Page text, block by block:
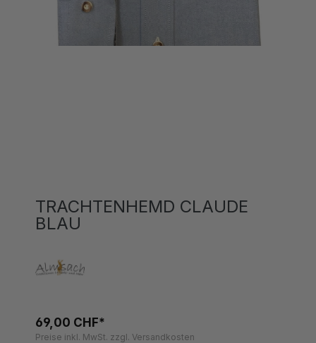
TRACHTENHEMD CLAUDE
BLAU
69,00 CHF*
Preise inkl. MwSt. zzgl. Versandkosten